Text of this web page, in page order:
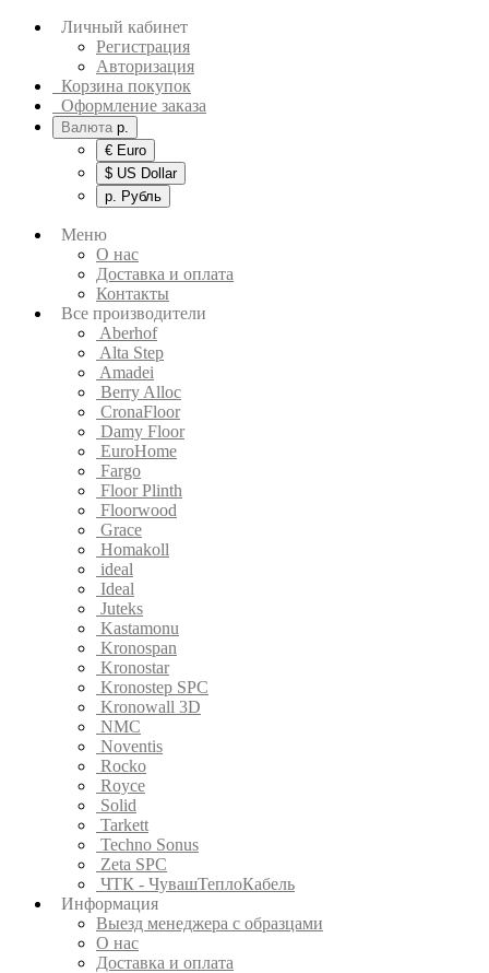
Личный кабинет
Регистрация
Авторизация
Корзина покупок
Оформление заказа
Валюта р.
€ Euro
$ US Dollar
р. Рубль
Меню
О нас
Доставка и оплата
Контакты
Все производители
Aberhof
Alta Step
Amadei
Berry Alloc
CronaFloor
Damy Floor
EuroHome
Fargo
Floor Plinth
Floorwood
Grace
Homakoll
ideal
Ideal
Juteks
Kastamonu
Kronospan
Kronostar
Kronostep SPC
Kronowall 3D
NMC
Noventis
Rocko
Royce
Solid
Tarkett
Techno Sonus
Zeta SPC
ЧТК - ЧувашТеплоКабель
Информация
Выезд менеджера с образцами
О нас
Доставка и оплата